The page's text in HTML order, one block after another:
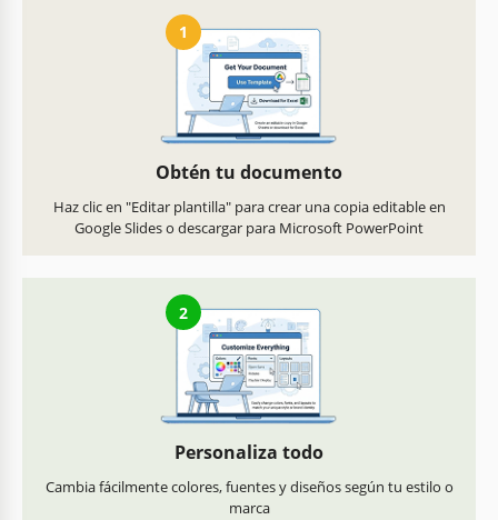
1
Obtén tu documento
Haz clic en "Editar plantilla" para crear una copia editable en
Google Slides o descargar para Microsoft PowerPoint
2
Personaliza todo
Cambia fácilmente colores, fuentes y diseños según tu estilo o
marca